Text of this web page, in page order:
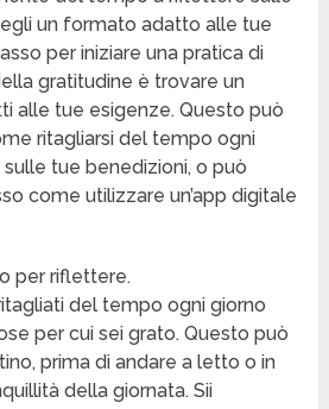
un formato adatto alle tue
per iniziare una pratica di
gratitudine è trovare un
alle tue esigenze. Questo può
ritagliarsi del tempo ogni
tue benedizioni, o può
come utilizzare un’app digitale
per riflettere.
del tempo ogni giorno
per cui sei grato. Questo può
prima di andare a letto o in
della giornata. Sii